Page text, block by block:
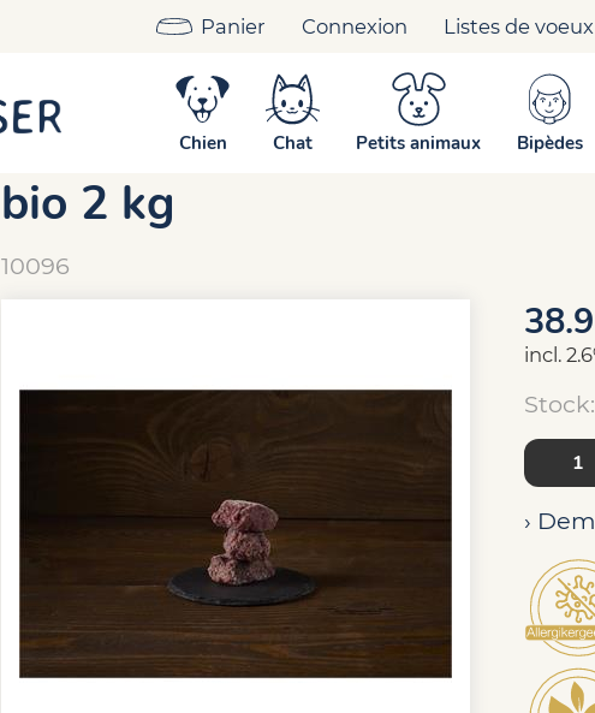
Panier Connexion Listes de voeux
Chien Chat Petits animaux Bipèdes
Menu gastronomique
bio 2 kg
10096
incl.
Stock:
›